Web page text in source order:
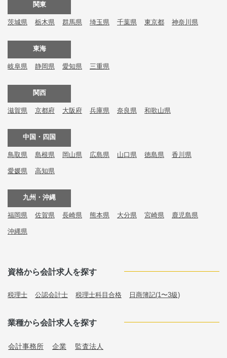
関東
茨城県 栃木県 群馬県 埼玉県 千葉県 東京都 神奈川県
東海
岐阜県 静岡県 愛知県 三重県
関西
滋賀県 京都府 大阪府 兵庫県 奈良県 和歌山県
中国・四国
鳥取県 島根県 岡山県 広島県 山口県 徳島県 香川県
愛媛県 高知県
九州・沖縄
福岡県 佐賀県 長崎県 熊本県 大分県 宮崎県 鹿児島県
沖縄県
資格から会計求人を探す
税理士 公認会計士 税理士科目合格 日商簿記(1〜3級)
業種から会計求人を探す
会計事務所 企業 監査法人